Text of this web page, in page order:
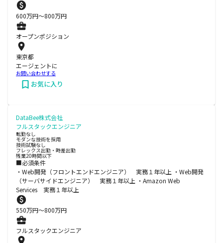
600万円〜800万円
オープンポジション
東京都
エージェントに
お問い合わせする
お気に入り
DataBee株式会社
フルスタックエンジニア
転勤なし
モダンな技術を採用
技術試験なし
フレックス出勤・時差出勤
残業20時間以下
■必須条件
・Web開発（フロントエンドエンジニア） 実務１年以上 ・Web開発
（サーバサイドエンジニア） 実務１年以上 ・Amazon Web
Services 実務１年以上
550万円〜800万円
フルスタックエンジニア